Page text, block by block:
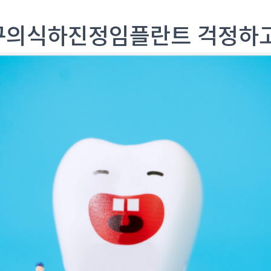
식하진정임플란트 걱정하